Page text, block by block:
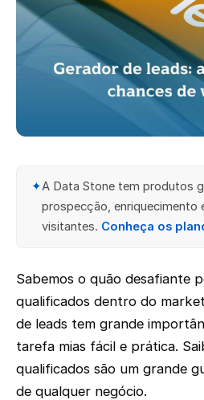
✦A Data Stone tem produtos
prospecção, enriquecimento
visitantes. Conheça os
Sabemos o quão desafiante
qualificados dentro do
de leads tem grande
tarefa mias fácil e prática.
qualificados são um grande
de qualquer negócio.